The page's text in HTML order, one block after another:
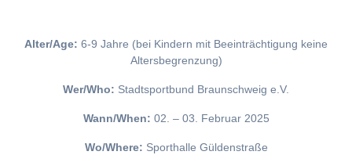
Alter/Age: 6-9 Jahre (bei Kindern mit Beeinträchtigung keine
Altersbegrenzung)
Wer/Who: Stadtsportbund Braunschweig e.V.
Wann/When: 02. – 03. Februar 2025
Wo/Where: Sporthalle Güldenstraße